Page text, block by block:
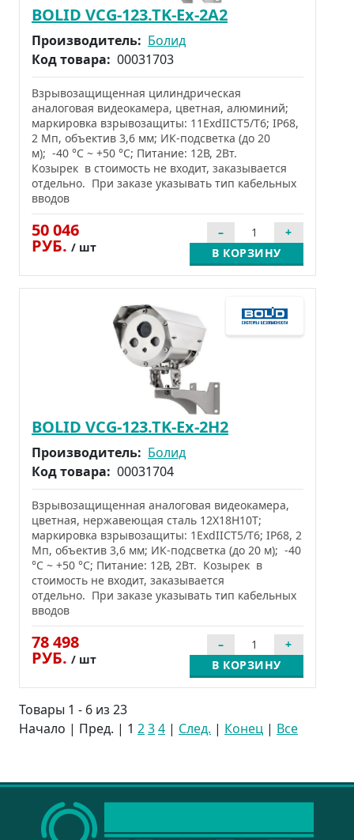
BOLID VCG-123.TK-Ex-2A2
Производитель: Болид
Код товара: 00031703
Взрывозащищенная цилиндрическая
аналоговая видеокамера, цветная, алюминий;
маркировка взрывозащиты: 11ExdIICТ5/Т6; IP68,
2 Мп, объектив 3,6 мм; ИК-подсветка (до 20
м); -40 °C ~ +50 °C; Питание: 12В, 2Вт.
Козырек в стоимость не входит, заказывается
отдельно. При заказе указывать тип кабельных
вводов
50 046
РУБ. / шт В КОРЗИНУ
BOLID VCG-123.TK-Ex-2Н2
Производитель: Болид
Код товара: 00031704
Взрывозащищенная аналоговая видеокамера,
цветная, нержавеющая сталь 12Х18Н10Т;
маркировка взрывозащиты: 1ExdIICТ5/Т6; IP68, 2
Мп, объектив 3,6 мм; ИК-подсветка (до 20 м); -40
°C ~ +50 °C; Питание: 12В, 2Вт. Козырек в
стоимость не входит, заказывается
отдельно. При заказе указывать тип кабельных
вводов
78 498
РУБ. / шт В КОРЗИНУ
Товары 1 - 6 из 23
Начало | Пред. | 1 234 | След. | Конец | Все